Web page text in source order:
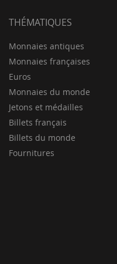
THÉMATIQUES
Monnaies antiques
Monnaies françaises
Euros
Monnaies du monde
Jetons et médailles
Billets français
Billets du monde
Fournitures